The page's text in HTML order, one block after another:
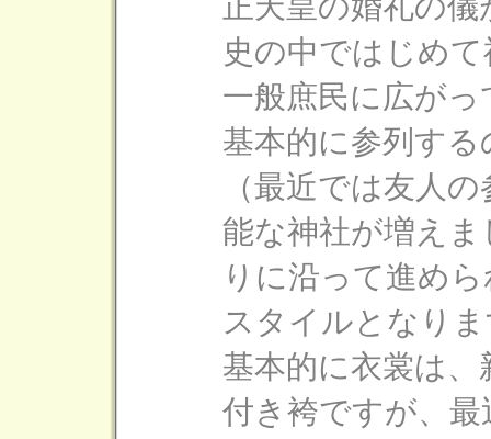
史の中ではじめ
一般庶民に広が
基本的に参列す
（最近では友人
能な神社が増え
りに沿って進め
スタイルとなり
基本的に衣裳は
付き袴ですが、